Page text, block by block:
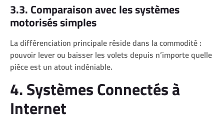
3.3. Comparaison avec les systèmes
motorisés simples
La différenciation principale réside dans la commodité :
pouvoir lever ou baisser les volets depuis n’importe quelle
pièce est un atout indéniable.
4. Systèmes Connectés à
Internet